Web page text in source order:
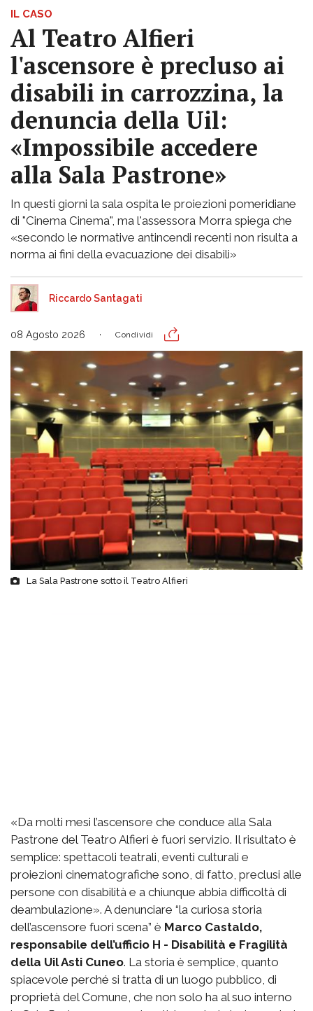
IL CASO
Al Teatro Alfieri
l'ascensore è precluso ai
disabili in carrozzina, la
denuncia della Uil:
«Impossibile accedere
alla Sala Pastrone»
In questi giorni la sala ospita le proiezioni pomeridiane
di "Cinema Cinema", ma l'assessora Morra spiega che
«secondo le normative antincendi recenti non risulta a
norma ai fini della evacuazione dei disabili»
Riccardo Santagati
08 Agosto 2026 Condividi
La Sala Pastrone sotto il Teatro Alfieri
«Da molti mesi l’ascensore che conduce alla Sala
Pastrone del Teatro Alfieri è fuori servizio. Il risultato è
semplice: spettacoli teatrali, eventi culturali e
proiezioni cinematografiche sono, di fatto, preclusi alle
persone con disabilità e a chiunque abbia difficoltà di
deambulazione». A denunciare “la curiosa storia
dell’ascensore fuori scena” è Marco Castaldo,
responsabile dell’ufficio H - Disabilità e Fragilità
della Uil Asti Cuneo. La storia è semplice, quanto
spiacevole perché si tratta di un luogo pubblico, di
proprietà del Comune, che non solo ha al suo interno